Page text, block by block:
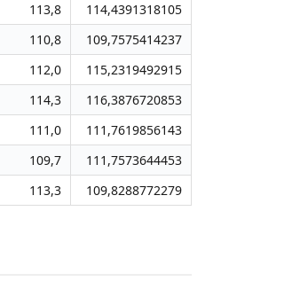
113,8
114,4391318105
110,8
109,7575414237
112,0
115,2319492915
114,3
116,3876720853
111,0
111,7619856143
109,7
111,7573644453
113,3 109,8288772279